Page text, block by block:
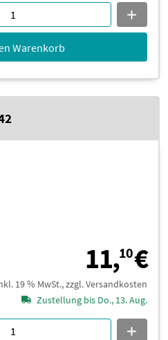
Warenkorb
11,10€
19 % MwSt., zzgl. Versandkosten
Zustellung bis Do., 13. Aug.